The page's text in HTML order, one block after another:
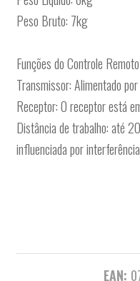
Peso Bruto: 7kg
Funções do Controle
Transmissor: Alimentado
Receptor: O receptor está
Distância de trabalho: até
influenciada por
EAN: